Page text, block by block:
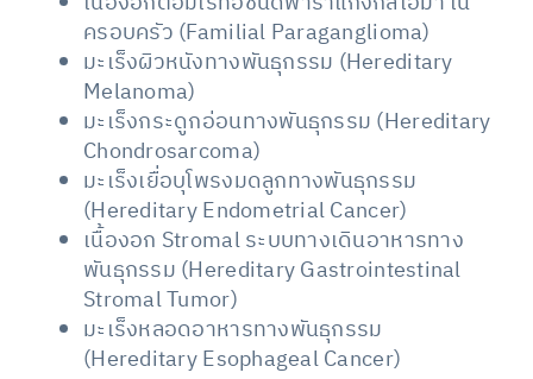
ครอบครัว (Familial Paraganglioma)
มะเร็งผิวหนังทางพันธุกรรม (Hereditary
Melanoma)
มะเร็งกระดูกอ่อนทางพันธุกรรม (Hereditary
Chondrosarcoma)
มะเร็งเยื่อบุโพรงมดลูกทางพันธุกรรม
(Hereditary Endometrial Cancer)
เนื้องอก Stromal ระบบทางเดินอาหารทาง
พันธุกรรม (Hereditary Gastrointestinal
Stromal Tumor)
มะเร็งหลอดอาหารทางพันธุกรรม
(Hereditary Esophageal Cancer)